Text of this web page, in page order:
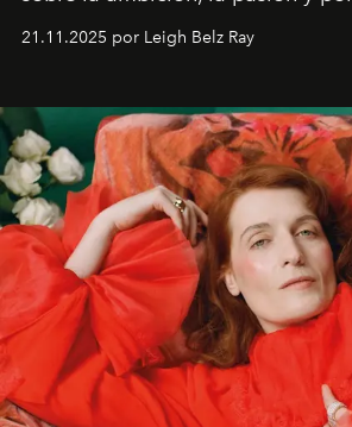
ocasiones, la introspección puede
importa si no lo entienden’”,
21.11.2025 por Leigh Belz Ray